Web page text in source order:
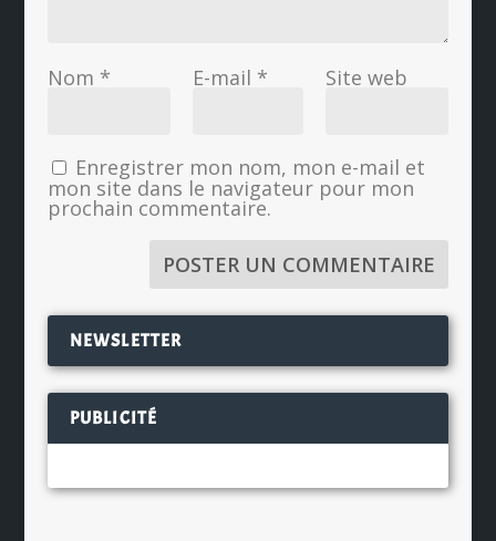
Nom * E-mail * Site web
Enregistrer mon nom, mon e-mail et
mon site dans le navigateur pour mon
prochain commentaire.
NEWSLETTER
PUBLICITÉ